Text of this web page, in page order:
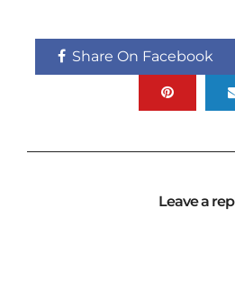
Share On Facebook
Leave a